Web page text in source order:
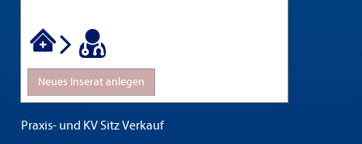
Neues Inserat anlegen
Praxis- und KV Sitz Verkauf